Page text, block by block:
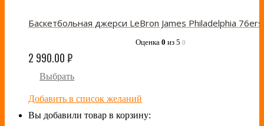
Оценка 0 из 5 0
2 990.00₽
Выбрать
Добавить в список желаний
Вы добавили товар в корзину: